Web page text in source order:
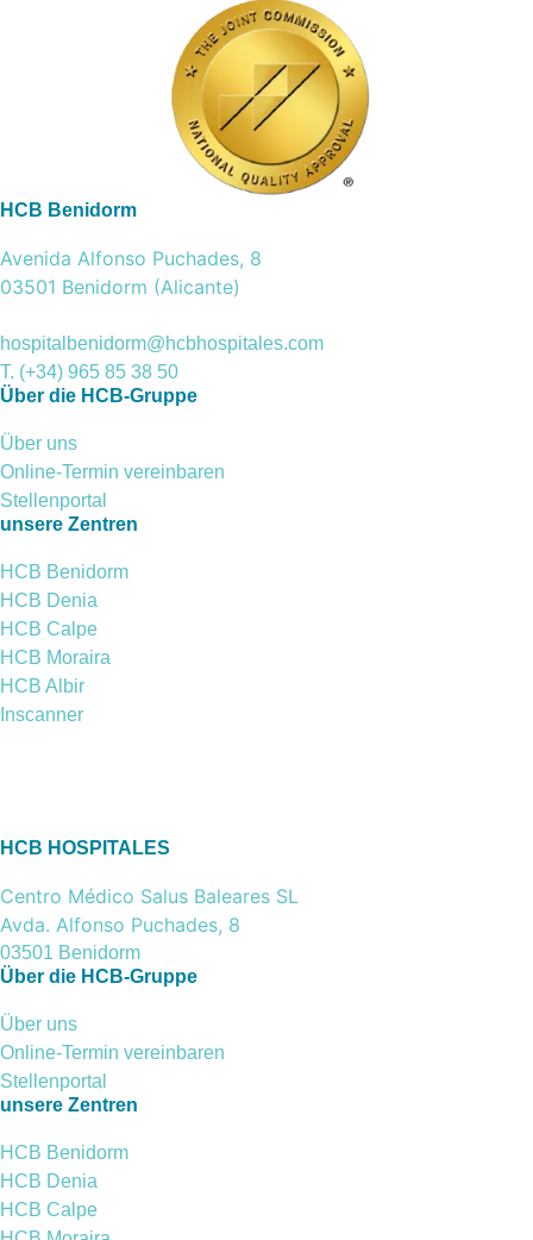
HCB Benidorm
Avenida Alfonso Puchades, 8
03501 Benidorm (Alicante)
hospitalbenidorm@hcbhospitales.com
T. (+34) 965 85 38 50
Über die HCB-Gruppe
Über uns
Online-Termin vereinbaren
Stellenportal
unsere Zentren
HCB Benidorm
HCB Denia
HCB Calpe
HCB Moraira
HCB Albir
Inscanner
HCB HOSPITALES
Centro Médico Salus Baleares SL
Avda. Alfonso Puchades, 8
03501 Benidorm
Über die HCB-Gruppe
Über uns
Online-Termin vereinbaren
Stellenportal
unsere Zentren
HCB Benidorm
HCB Denia
HCB Calpe